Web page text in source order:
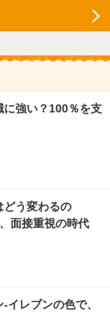
に強い？100％を支
どう変わるの
面接重視の時代
イレブンの色で、